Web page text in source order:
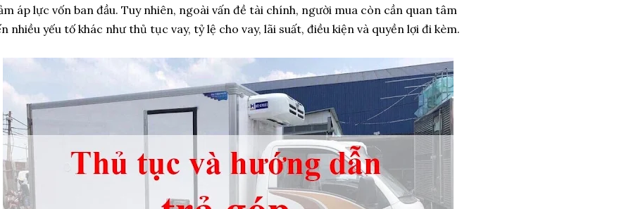
áp lực vốn ban đầu. Tuy nhiên, ngoài vấn đề tài chính, người mua còn cần quan tâm
nhiều yếu tố khác như thủ tục vay, tỷ lệ cho vay, lãi suất, điều kiện và quyền lợi đi kèm.